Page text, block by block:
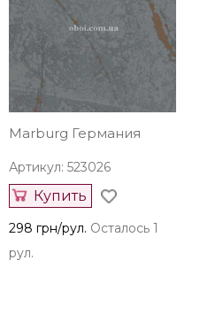
Marburg Германия
Артикул: 523026
Купить
298 грн/рул. Осталось 1
рул.